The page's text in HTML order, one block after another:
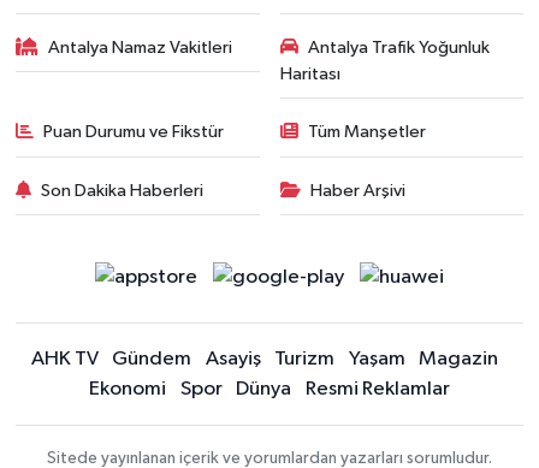
Antalya Namaz Vakitleri
Antalya Trafik Yoğunluk
Haritası
Puan Durumu ve Fikstür Tüm Manşetler
Son Dakika Haberleri Haber Arşivi
AHK TV Gündem Asayiş Turizm Yaşam
Magazin
Ekonomi
Spor Dünya Resmi Reklamlar
Sitede yayınlanan içerik ve yorumlardan yazarları sorumludur.